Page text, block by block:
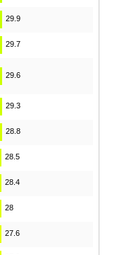
29.9
29.7
29.6
29.3
28.8
28.5
28.4
28
27.6